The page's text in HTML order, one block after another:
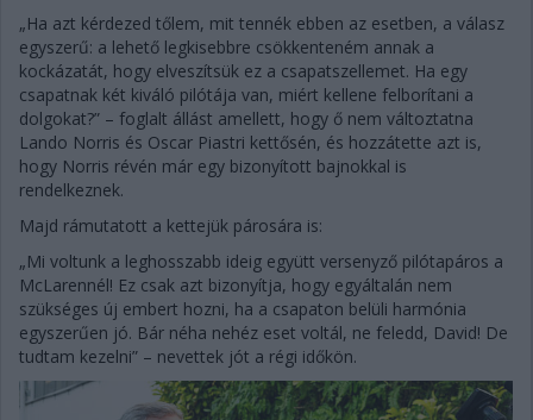
„Ha azt kérdezed tőlem, mit tennék ebben az esetben, a válasz
egyszerű: a lehető legkisebbre csökkenteném annak a
kockázatát, hogy elveszítsük ez a csapatszellemet. Ha egy
csapatnak két kiváló pilótája van, miért kellene felborítani a
dolgokat?” – foglalt állást amellett, hogy ő nem változtatna
Lando Norris és Oscar Piastri kettősén, és hozzátette azt is,
hogy Norris révén már egy bizonyított bajnokkal is
rendelkeznek.
Majd rámutatott a kettejük párosára is:
„Mi voltunk a leghosszabb ideig együtt versenyző pilótapáros a
McLarennél! Ez csak azt bizonyítja, hogy egyáltalán nem
szükséges új embert hozni, ha a csapaton belüli harmónia
egyszerűen jó. Bár néha nehéz eset voltál, ne feledd, David! De
tudtam kezelni” – nevettek jót a régi időkön.